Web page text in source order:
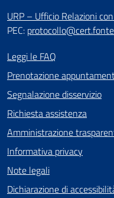
URP – Ufficio Relazioni
PEC:
Leggi le FAQ
Prenotazione
Segnalazione disservizio
Richiesta assistenza
Amministrazione
Informativa privacy
Note legali
Dichiarazione di